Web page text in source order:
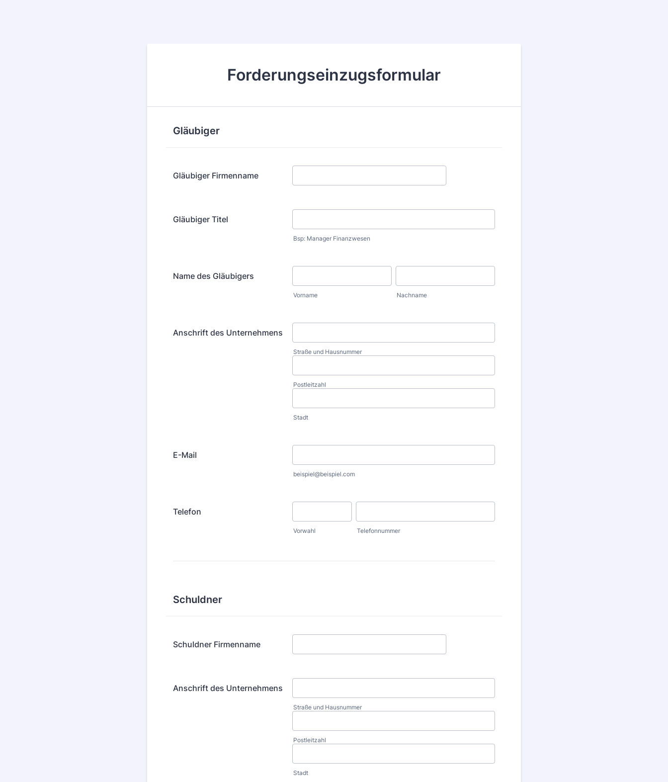
Forderungseinzugsformular
Gläubiger
Gläubiger Firmenname
Gläubiger Titel
Bsp: Manager Finanzwesen
Name des Gläubigers
Vorname Nachname
Anschrift des Unternehmens
Straße und Hausnummer
Postleitzahl
Stadt
E-Mail
beispiel@beispiel.com
Telefon
Vorwahl Telefonnummer
Schuldner
Schuldner Firmenname
Anschrift des Unternehmens
Straße und Hausnummer
Postleitzahl
Stadt